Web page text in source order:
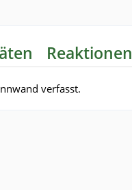
Reaktionen
verfasst.